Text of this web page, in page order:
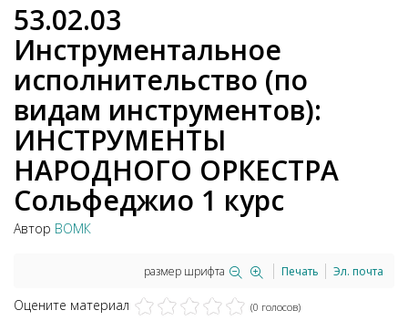
53.02.03
Инструментальное
исполнительство (по
видам инструментов):
ИНСТРУМЕНТЫ
НАРОДНОГО ОРКЕСТРА
Сольфеджио 1 курс
Автор ВОМК
размер шрифта Печать Эл. почта
Оцените материал (0 голосов)